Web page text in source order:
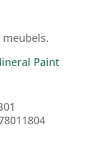
Paint